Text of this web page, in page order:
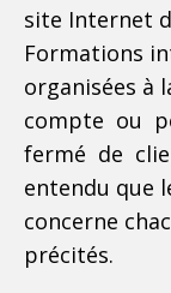
site Internet
Formations
organisées à
compte ou
fermé de
entendu que
concerne
précités.